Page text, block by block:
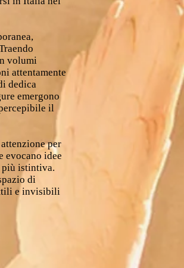
volumi
attentamente
dedica
emergono
il
per
evocano idee
più istintiva.
di
e invisibili